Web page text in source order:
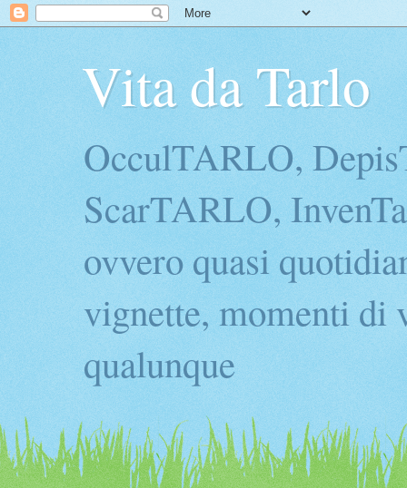
Vita da Tarlo
OcculTARLO,
ScarTARLO,
ovvero quasi
vignette, momenti di
qualunque